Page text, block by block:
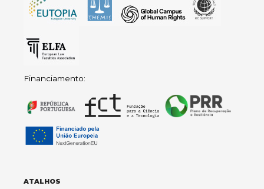
Financiamento:
ATALHOS